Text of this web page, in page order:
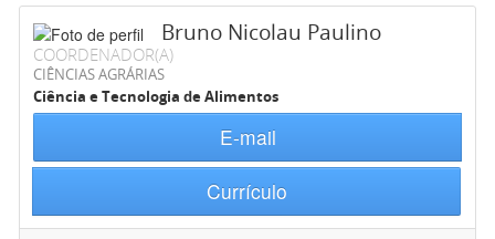
Bruno Nicolau Paulino
COORDENADOR(A)
CIÊNCIAS AGRÁRIAS
Ciência e Tecnologia de Alimentos
E-mail
Currículo